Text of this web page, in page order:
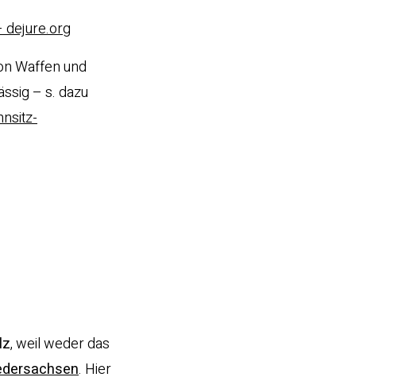
dejure.org
Waffen und
– s. dazu
, weil weder das
. Hier